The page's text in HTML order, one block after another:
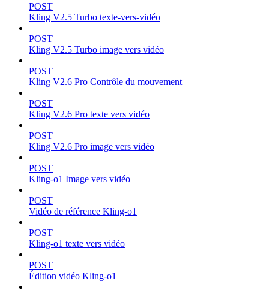
POST
Kling V2.5 Turbo texte-vers-vidéo
POST
Kling V2.5 Turbo image vers vidéo
POST
Kling V2.6 Pro Contrôle du mouvement
POST
Kling V2.6 Pro texte vers vidéo
POST
Kling V2.6 Pro image vers vidéo
POST
Kling-o1 Image vers vidéo
POST
Vidéo de référence Kling-o1
POST
Kling-o1 texte vers vidéo
POST
Édition vidéo Kling-o1